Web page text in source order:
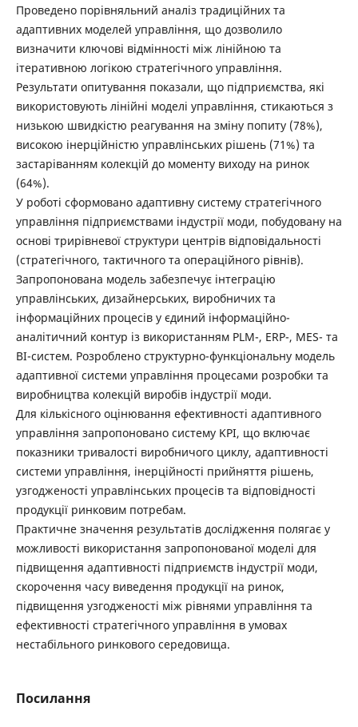
Проведено порівняльний аналіз традиційних та
адаптивних моделей управління, що дозволило
визначити ключові відмінності між лінійною та
ітеративною логікою стратегічного управління.
Результати опитування показали, що підприємства, які
використовують лінійні моделі управління, стикаються з
низькою швидкістю реагування на зміну попиту (78%),
високою інерційністю управлінських рішень (71%) та
застаріванням колекцій до моменту виходу на ринок
(64%).
У роботі сформовано адаптивну систему стратегічного
управління підприємствами індустрії моди, побудовану на
основі трирівневої структури центрів відповідальності
(стратегічного, тактичного та операційного рівнів).
Запропонована модель забезпечує інтеграцію
управлінських, дизайнерських, виробничих та
інформаційних процесів у єдиний інформаційно-
аналітичний контур із використанням PLM-, ERP-, MES- та
BI-систем. Розроблено структурно-функціональну модель
адаптивної системи управління процесами розробки та
виробництва колекцій виробів індустрії моди.
Для кількісного оцінювання ефективності адаптивного
управління запропоновано систему KPI, що включає
показники тривалості виробничого циклу, адаптивності
системи управління, інерційності прийняття рішень,
узгодженості управлінських процесів та відповідності
продукції ринковим потребам.
Практичне значення результатів дослідження полягає у
можливості використання запропонованої моделі для
підвищення адаптивності підприємств індустрії моди,
скорочення часу виведення продукції на ринок,
підвищення узгодженості між рівнями управління та
ефективності стратегічного управління в умовах
нестабільного ринкового середовища.
Посилання